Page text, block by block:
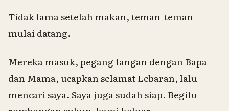
Tidak lama setelah makan, teman-teman
mulai datang.
Mereka masuk, pegang tangan dengan Bapa
dan Mama, ucapkan selamat Lebaran, lalu
mencari saya. Saya juga sudah siap. Begitu